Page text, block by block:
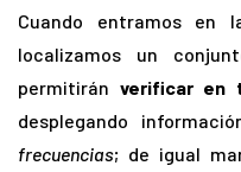
Cuando entramos en
localizamos un
permitirán verificar en
desplegando
frecuencias; de igual